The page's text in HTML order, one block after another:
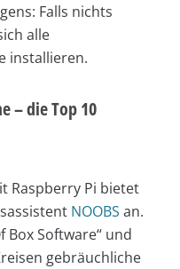
Falls nichts
alle
installieren.
– die Top 10
Raspberry Pi bietet
NOOBS an.
Box Software“ und
gebräuchliche